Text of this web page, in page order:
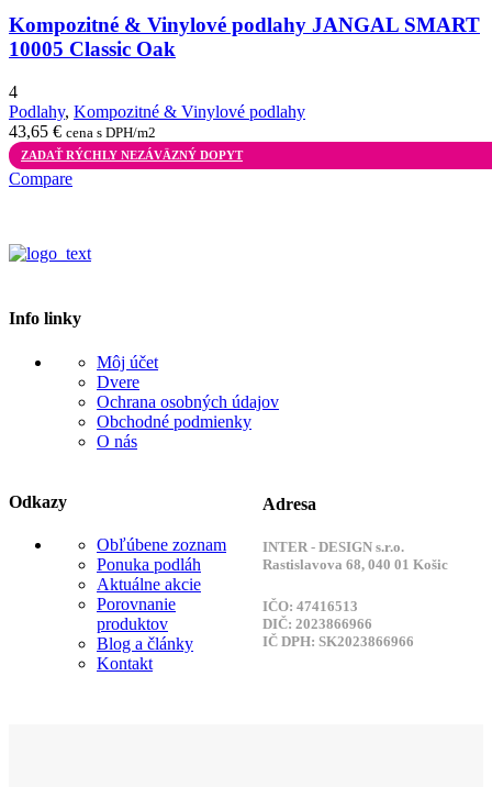
Kompozitné & Vinylové podlahy JANGAL SMART
10005 Classic Oak
4
Podlahy, Kompozitné & Vinylové podlahy
43,65 € cena s DPH/m2
ZADAŤ RÝCHLY NEZÁVÄZNÝ DOPYT
Compare
Info linky
Môj účet
Dvere
Ochrana osobných údajov
Obchodné podmienky
O nás
Odkazy
Obľúbene zoznam
Ponuka podláh
Aktuálne akcie
Porovnanie
produktov
Blog a články
Kontakt
Adresa
INTER - DESIGN s.r.o.
Rastislavova 68, 040 01 Košic
IČO: 47416513
DIČ: 2023866966
IČ DPH: SK2023866966